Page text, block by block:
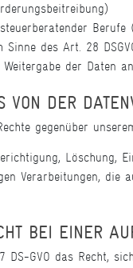
Berufe
des Art. 28
der Daten
VON DER
gegenüber
Löschung,
Verarbeitungen,
BEI EINER
DS-GVO das Recht,